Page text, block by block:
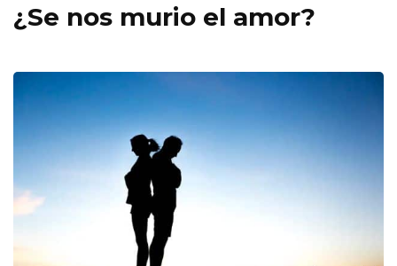
¿Se nos murio el amor?